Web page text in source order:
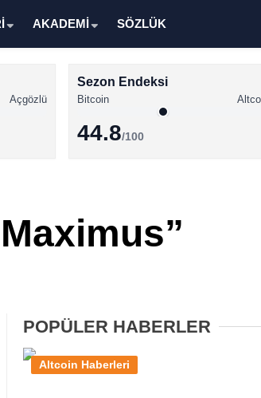
XRP
AKADEMİ SÖZLÜK
Açgözlü
Sezon Endeksi
Bitcoin
44.8/100
POPÜLER HABERLER
Altcoin Haberleri